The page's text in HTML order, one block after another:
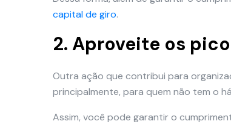
capital de giro.
2. Aproveite os
Outra ação que contribui para
principalmente, para quem não tem o
Assim, você pode garantir o